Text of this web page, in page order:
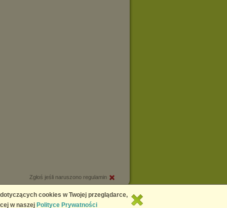
Zgłoś jeśli naruszono regulamin
Copyright © 2026Chomikuj.pl
cookies w Twojej przeglądarce,
w naszej Polityce Prywatności